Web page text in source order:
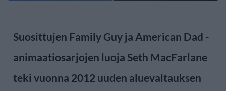
Suosittujen Family Guy ja American Dad -
animaatiosarjojen luoja Seth MacFarlane
teki vuonna 2012 uuden aluevaltauksen